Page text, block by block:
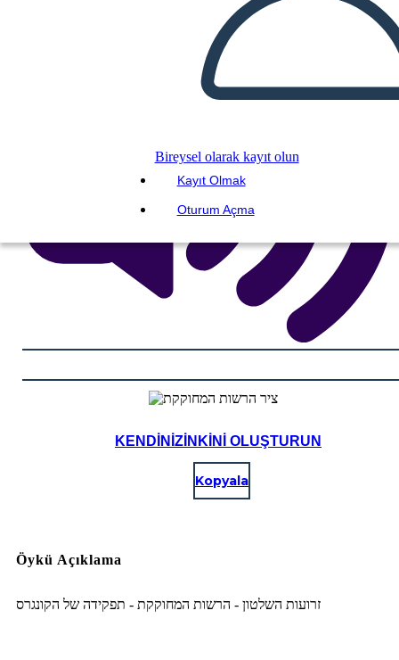
Bireysel olarak kayıt olun
Kayıt Olmak
Oturum Açma
KENDINIZINKINI OLUŞTURUN
Kopyala
Öykü Açıklama
זרועות השלטון - הרשות המחוקקת - תפקידה של הקונגרס